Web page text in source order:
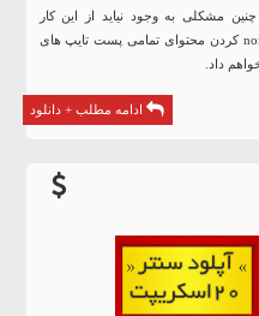
چنین مشکلی به وجود نیاید از این کار
جلوگیری کرد. یکی از راه های این کار noindex کردن محتوای تمامی پست تایپ های
ادامه مطلب + دانلود